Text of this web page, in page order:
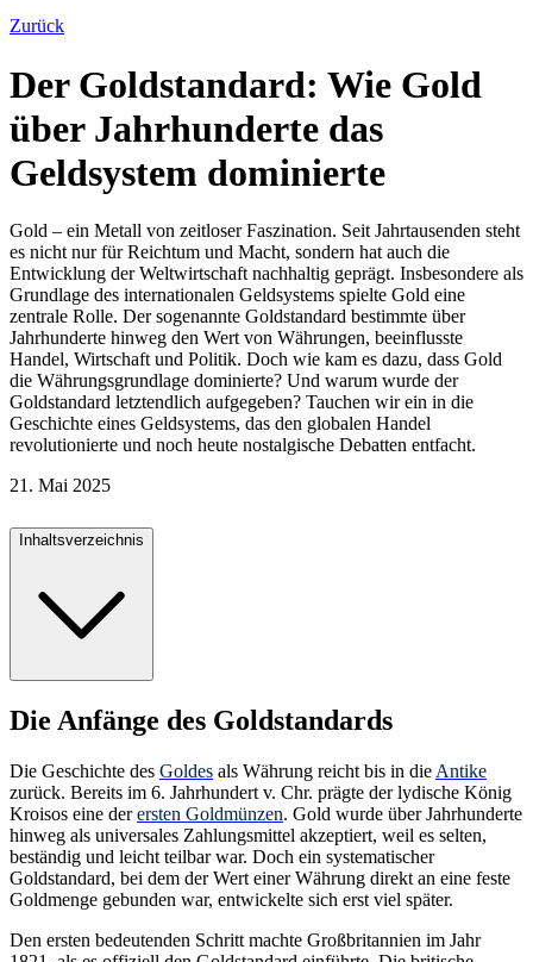
Zurück
Der Goldstandard: Wie Gold
über Jahrhunderte das
Geldsystem dominierte
Gold – ein Metall von zeitloser Faszination. Seit Jahrtausenden steht
es nicht nur für Reichtum und Macht, sondern hat auch die
Entwicklung der Weltwirtschaft nachhaltig geprägt. Insbesondere als
Grundlage des internationalen Geldsystems spielte Gold eine
zentrale Rolle. Der sogenannte Goldstandard bestimmte über
Jahrhunderte hinweg den Wert von Währungen, beeinflusste
Handel, Wirtschaft und Politik. Doch wie kam es dazu, dass Gold
die Währungsgrundlage dominierte? Und warum wurde der
Goldstandard letztendlich aufgegeben? Tauchen wir ein in die
Geschichte eines Geldsystems, das den globalen Handel
revolutionierte und noch heute nostalgische Debatten entfacht.
21. Mai 2025
Inhaltsverzeichnis
Die Anfänge des Goldstandards
Die Geschichte des Goldes als Währung reicht bis in die Antike
zurück. Bereits im 6. Jahrhundert v. Chr. prägte der lydische König
Kroisos eine derersten Goldmünzen. Gold wurde über Jahrhunderte
hinweg als universales Zahlungsmittel akzeptiert, weil es selten,
beständig und leicht teilbar war. Doch ein systematischer
Goldstandard, bei dem der Wert einer Währung direkt an eine feste
Goldmenge gebunden war, entwickelte sich erst viel später.
Den ersten bedeutenden Schritt machte Großbritannien im Jahr